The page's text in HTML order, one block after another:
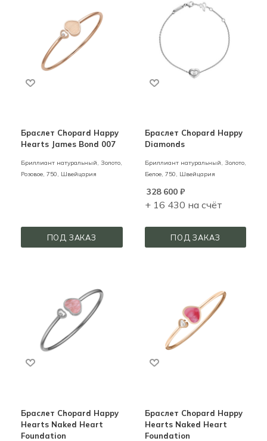
Браслет Chopard Happy
Hearts James Bond 007
Бриллиант натуральный, Золото,
Розовое, 750, Швейцария
ПОД ЗАКАЗ
Браслет Chopard Happy
Diamonds
Бриллиант натуральный, Золото,
Белое, 750, Швейцария
328 600₽
+ 16 430 на счёт
ПОД ЗАКАЗ
Браслет Chopard Happy
Hearts Naked Heart
Foundation
Браслет Chopard Happy
Hearts Naked Heart
Foundation